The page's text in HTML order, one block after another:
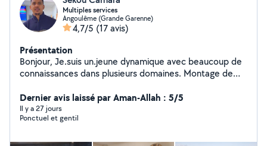
Multiples services
Angoulême (Grande Garenne)
4,7/5 (17 avis)
Présentation
Bonjour, Je.suis un.jeune dynamique avec beaucoup de
connaissances dans plusieurs domaines. Montage de
abri jardin Changement de serrure Déménagement
Récupération de colis dans buts/conforama/castorama
etc....
Dernier avis laissé par Aman-Allah : 5/5
Il y a 27 jours
Ponctuel et gentil